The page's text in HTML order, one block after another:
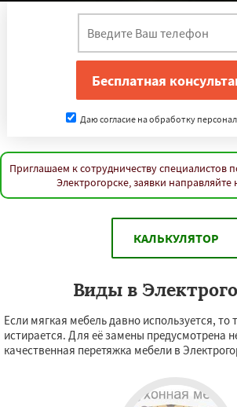
Даю согласие на обработку
Приглашаем к сотрудничеству специалистов
Электрогорске, заявки направляйте
КАЛЬКУЛЯТОР
Виды в
Если мягкая мебель давно используется, то
истирается. Для её замены предусмотрена
качественная перетяжка мебели в